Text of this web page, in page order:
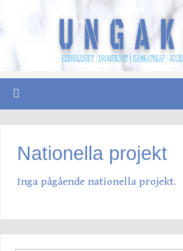
Nationella projekt
Inga pågående nationella projekt.